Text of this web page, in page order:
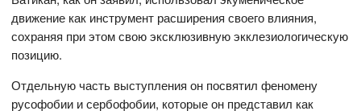
движение как инструмент расширения своего влияния,
сохраняя при этом свою эксклюзивную экклезиологическую
позицию.
Отдельную часть выступления он посвятил феномену
русофобии и сербофобии, которые он представил как